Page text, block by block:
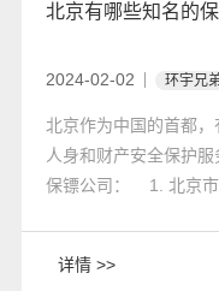
北京有哪些知名的保
2024-02-02 环宇兄
北京作为中国的首都
人身和财产安全保护
保镖公司： 1. 北京市
详情 >>